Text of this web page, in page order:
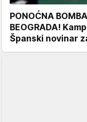
PONOĆNA
BEOGRADA!
Španski novinar